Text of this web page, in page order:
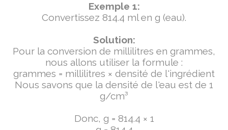
Exemple 1:
Convertissez 814.4 ml en g (eau).
Solution:
Pour la conversion de millilitres en grammes,
nous allons utiliser la formule :
grammes = millilitres × densité de l'ingrédient
Nous savons que la densité de l'eau est de 1
g/cm³
Donc, g = 814.4 × 1